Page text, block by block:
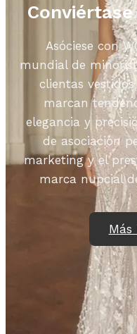
Asóciese con
mundial de
clientas
marcan
elegancia y
de asociación
marketing y el
marca nupcial
Más